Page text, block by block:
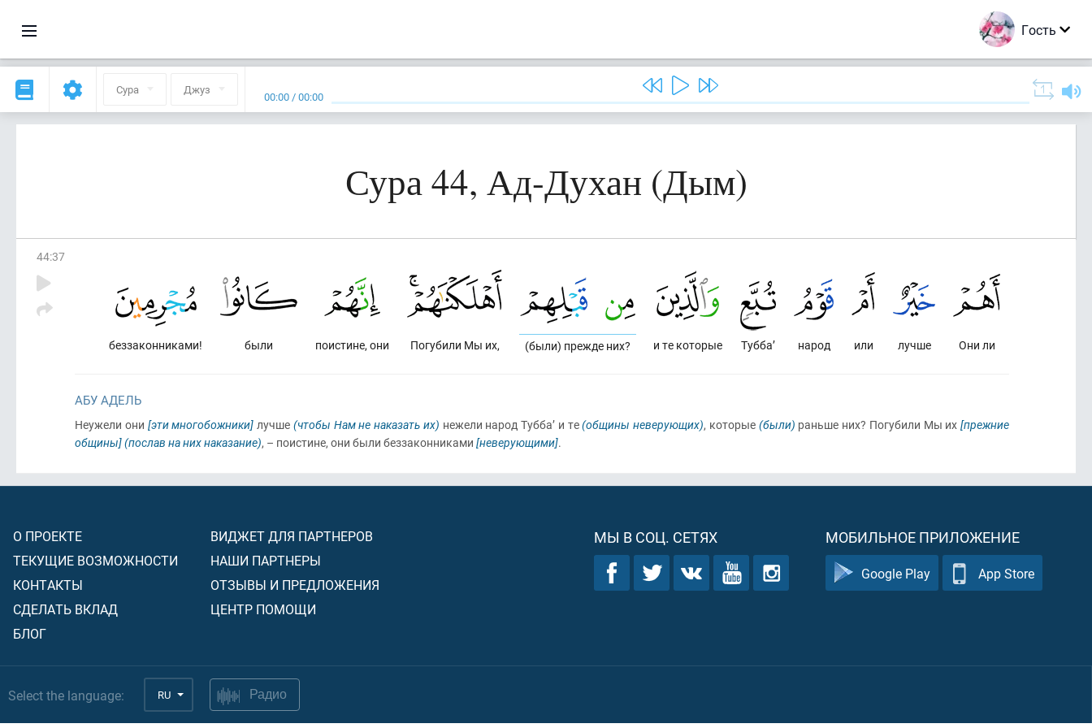
Гость
Сура Джуз 00:00 /00:00
Сура 44, Ад-Духан (Дым)
44:37
Они ли
лучше
или
народ
Тубба’
и те которые
(были) прежде них?
Погубили Мы их,
поистине, они
были
беззаконниками!
АБУ АДЕЛЬ
Неужели они [эти многобожники] лучше (чтобы Нам не наказать их) нежели народ Тубба’ и те(общины неверующих), которые (были) раньше них? Погубили Мы их [прежние
общины](послав на них наказание), – поистине, они были беззаконниками [неверующими].
О ПРОЕКТЕ
ТЕКУЩИЕ ВОЗМОЖНОСТИ
КОНТАКТЫ
СДЕЛАТЬ ВКЛАД
БЛОГ
ВИДЖЕТ ДЛЯ ПАРТНЕРОВ
НАШИ ПАРТНЕРЫ
ОТЗЫВЫ И ПРЕДЛОЖЕНИЯ
ЦЕНТР ПОМОЩИ
МЫ В СОЦ. СЕТЯХ МОБИЛЬНОЕ ПРИЛОЖЕНИЕ
Google Play App Store
Select the language: RU Радио